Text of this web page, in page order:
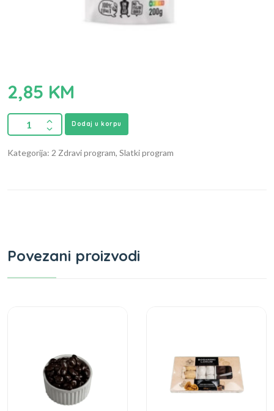
2,85 KM
Dodaj u korpu
Kategorija: 2 Zdravi program, Slatki program
Povezani proizvodi